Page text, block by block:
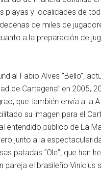
playas y localidades de
de miles de
a la preparación de
Fabio Alves “Bello”,
de Cartagena” en 2005,
que también envía a la
su imagen para el
entendido público de La
junto a la
patadas “Ole”, que han
el brasileño Vinicius